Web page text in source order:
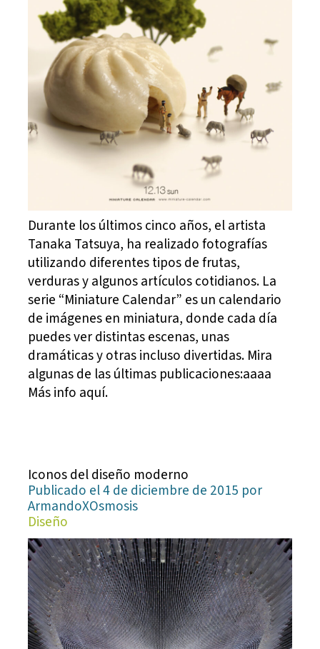
Durante los últimos cinco años, el artista
Tanaka Tatsuya, ha realizado fotografías
utilizando diferentes tipos de frutas,
verduras y algunos artículos cotidianos. La
serie “Miniature Calendar” es un calendario
de imágenes en miniatura, donde cada día
puedes ver distintas escenas, unas
dramáticas y otras incluso divertidas. Mira
algunas de las últimas publicaciones:aaaa
Más info aquí.
Iconos del diseño moderno
Publicado el 4 de diciembre de 2015 por
ArmandoXOsmosis
Diseño